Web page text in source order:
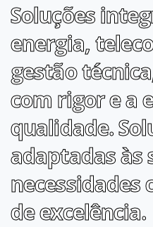
Soluções
energia,
gestão
com rigor e a
qualidade.
adaptadas às
necessidades
de excelência.